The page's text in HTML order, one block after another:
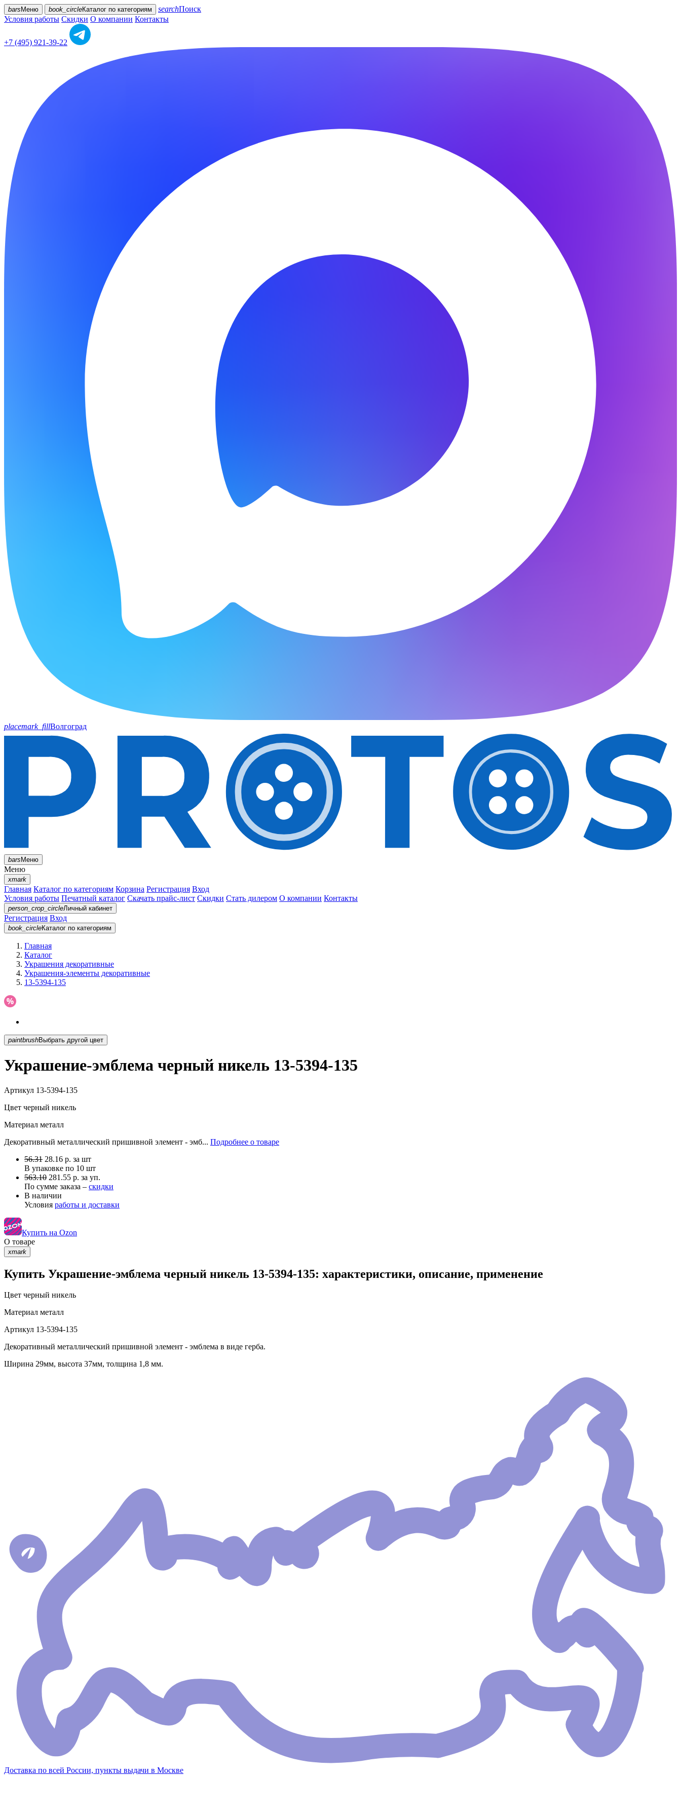
bars Меню book_circleКаталог по категориям searchПоиск
Условия работы Скидки О компании Контакты
+7 (495) 921-39-22
placemark_fillВолгоград
barsМеню
Меню
xmark
Главная Каталог по категориям Корзина Регистрация Вход
Условия работы Печатный каталог Скачать прайс-лист Скидки Стать дилером О компании Контакты
person_crop_circleЛичный кабинет
Регистрация Вход
book_circleКаталог по категориям
Главная
Каталог
Украшения декоративные
Украшения-элементы декоративные
13-5394-135
paintbrush Выбрать другой цвет
Украшение-эмблема черный никель 13-5394-135
Артикул 13-5394-135
Цвет черный никель
Материал металл
Декоративный металлический пришивной элемент - эмб... Подробнее о товаре
56.31 28.16 р. за шт
В упаковке по 10 шт
563.10 281.55 р. за уп.
По сумме заказа – скидки
В наличии
Условия работы и доставки
Купить на Ozon
О товаре
xmark
Купить Украшение-эмблема черный никель 13-5394-135: характеристики, описание, применение
Цвет черный никель
Материал металл
Артикул 13-5394-135
Декоративный металлический пришивной элемент - эмблема в виде герба.
Ширина 29мм, высота 37мм, толщина 1,8 мм.
Доставка по всей России, пункты выдачи в Москве